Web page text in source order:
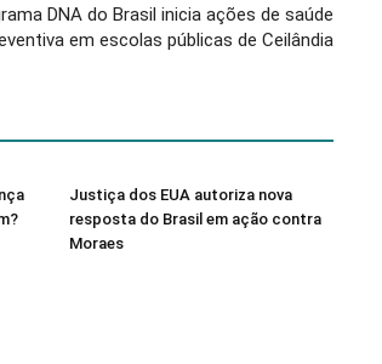
DNA do Brasil inicia ações de saúde
em escolas públicas de Ceilândia
Justiça dos EUA autoriza nova
resposta do Brasil em ação contra
Moraes